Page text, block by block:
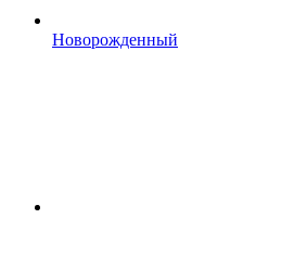
Новорожденный